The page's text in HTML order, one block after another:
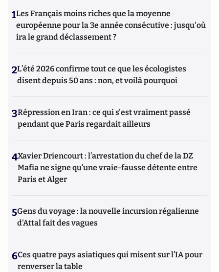
1Les Français moins riches que la moyenne
européenne pour la 3e année consécutive : jusqu'où
ira le grand déclassement ?
2L’été 2026 confirme tout ce que les écologistes
disent depuis 50 ans : non, et voilà pourquoi
3Répression en Iran : ce qui s'est vraiment passé
pendant que Paris regardait ailleurs
4Xavier Driencourt : l’arrestation du chef de la DZ
Mafia ne signe qu’une vraie-fausse détente entre
Paris et Alger
5Gens du voyage : la nouvelle incursion régalienne
d'Attal fait des vagues
6Ces quatre pays asiatiques qui misent sur l’IA pour
renverser la table